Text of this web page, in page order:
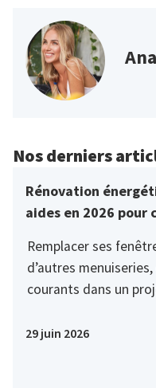
Nos derniers
Rénovation
aides en 2026 pour
Remplacer ses
d’autres
courants dans un
29 juin 2026